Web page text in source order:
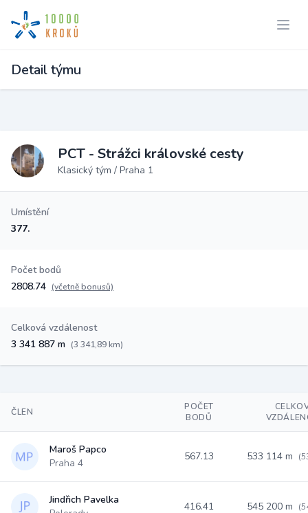
Detail týmu
PCT - Strážci královské cesty
Klasický tým / Praha 1
Umístění
377.
Počet bodů
2808.74 (včetně bonusů)
Celková vzdálenost
3 341 887 m (3 341,89 km)
ČLEN
POČET
BODŮ
Maroš Papco
Praha 4
567.13 533 114 m
Jindřich Pavelka
416.41 545 200 m